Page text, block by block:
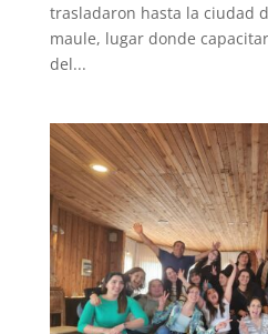
trasladaron hasta la ciudad
maule, lugar donde
del...